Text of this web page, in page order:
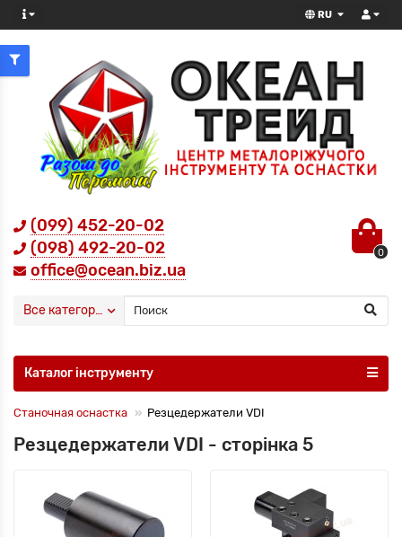
RU
(099) 452-20-02
(098) 492-20-02
office@ocean.biz.ua
0
Все категории
Каталог інструменту
Станочная оснастка Резцедержатели VDI
Резцедержатели VDI - сторінка 5